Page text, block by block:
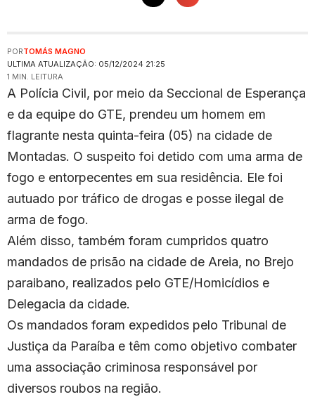
ULTIMA ATUALIZAÇÃO: 05/12/2024 21:25
PORTOMÁS MAGNO
1 MIN. LEITURA
A Polícia Civil, por meio da Seccional de Esperança
e da equipe do GTE, prendeu um homem em
flagrante nesta quinta-feira (05) na cidade de
Montadas. O suspeito foi detido com uma arma de
fogo e entorpecentes em sua residência. Ele foi
autuado por tráfico de drogas e posse ilegal de
arma de fogo.
Além disso, também foram cumpridos quatro
mandados de prisão na cidade de Areia, no Brejo
paraibano, realizados pelo GTE/Homicídios e
Delegacia da cidade.
Os mandados foram expedidos pelo Tribunal de
Justiça da Paraíba e têm como objetivo combater
uma associação criminosa responsável por
diversos roubos na região.